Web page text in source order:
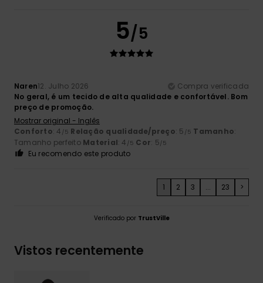
5/5
Naren12. Julho 2026
Compra verificada
No geral, é um tecido de alta qualidade e confortável. Bom
preço de promoção.
Mostrar original - Inglês
Conforto: 4 /5 Relação qualidade/preço: 5 /5 Tamanho:
Tamanho perfeito Material: 4 /5 Cor: 5 /5
Eu recomendo este produto
1 2 3 ... 23 >
Verificado por TrustVille
Vistos recentemente